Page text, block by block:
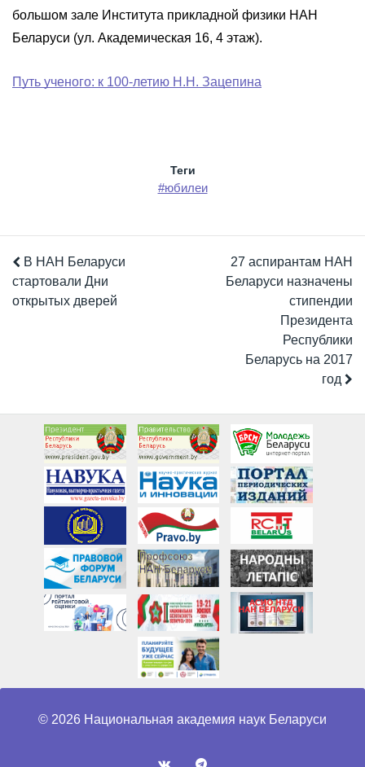
большом зале Института прикладной физики НАН
Беларуси (ул. Академическая 16, 4 этаж).
Путь ученого: к 100-летию Н.Н. Зацепина
Теги
#юбилеи
В НАН Беларуси
стартовали Дни
открытых дверей
27 аспирантам НАН
Беларуси назначены
стипендии
Президента
Республики
Беларусь на 2017
год
© 2026 Национальная академия наук Беларуси